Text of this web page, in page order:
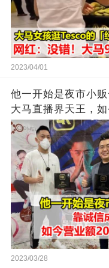
2023/04/01
他一开始是夜市小
大马直播界天王，
万单
2023/03/28